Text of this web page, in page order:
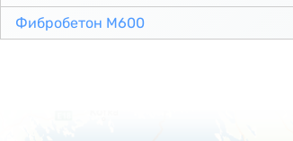
Фибробетон М600